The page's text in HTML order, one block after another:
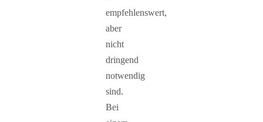
empfehlenswert,
aber
nicht
dringend
notwendig
sind.
Bei